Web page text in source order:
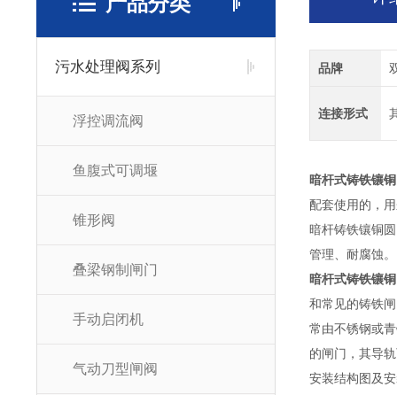
污水处理阀系列
浮控调流阀
鱼腹式可调堰
锥形阀
叠梁钢制闸门
手动启闭机
气动刀型闸阀
品牌
连接形式
暗杆式铸铁镶
配套使用的，
暗杆铸铁镶铜
管理、耐腐蚀。
暗杆式铸铁镶
和常见的铸铁
常由不锈钢或
的闸门，其导
安装结构图及